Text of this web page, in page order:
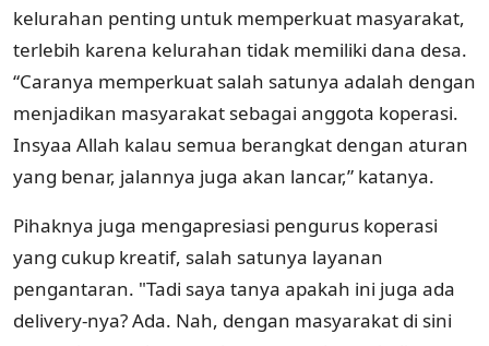
kelurahan penting untuk memperkuat masyarakat,
terlebih karena kelurahan tidak memiliki dana desa.
“Caranya memperkuat salah satunya adalah dengan
menjadikan masyarakat sebagai anggota koperasi.
Insyaa Allah kalau semua berangkat dengan aturan
yang benar, jalannya juga akan lancar,” katanya.
Pihaknya juga mengapresiasi pengurus koperasi
yang cukup kreatif, salah satunya layanan
pengantaran. "Tadi saya tanya apakah ini juga ada
delivery-nya? Ada. Nah, dengan masyarakat di sini